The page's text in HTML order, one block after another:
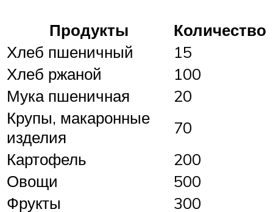
Продукты
Количество
Хлеб пшеничный
15
Хлеб ржаной
100
Мука пшеничная
20
Крупы, макаронные
изделия
70
Картофель
200
Овощи
500
Фрукты
300